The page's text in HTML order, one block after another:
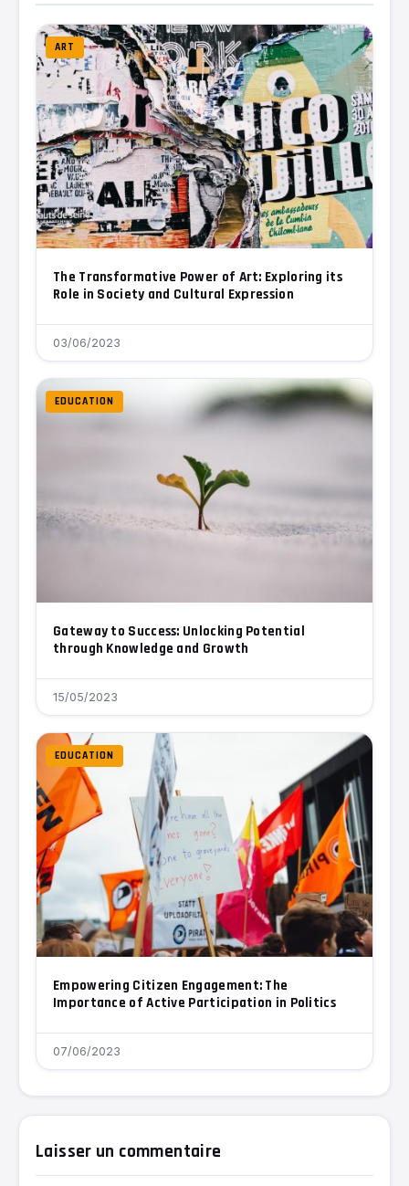
ART
The Transformative Power of Art: Exploring its
Role in Society and Cultural Expression
03/06/2023
EDUCATION
Gateway to Success: Unlocking Potential
through Knowledge and Growth
15/05/2023
EDUCATION
Empowering Citizen Engagement: The
Importance of Active Participation in Politics
07/06/2023
Laisser un commentaire